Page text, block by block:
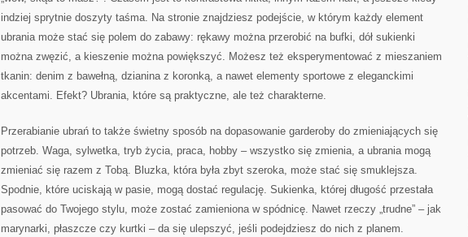
indziej sprytnie doszyty taśma. Na stronie znajdziesz podejście, w którym każdy element
ubrania może stać się polem do zabawy: rękawy można przerobić na bufki, dół sukienki
można zwęzić, a kieszenie można powiększyć. Możesz też eksperymentować z mieszaniem
tkanin: denim z bawełną, dzianina z koronką, a nawet elementy sportowe z eleganckimi
akcentami. Efekt? Ubrania, które są praktyczne, ale też charakterne.
Przerabianie ubrań to także świetny sposób na dopasowanie garderoby do zmieniających się
potrzeb. Waga, sylwetka, tryb życia, praca, hobby – wszystko się zmienia, a ubrania mogą
zmieniać się razem z Tobą. Bluzka, która była zbyt szeroka, może stać się smuklejsza.
Spodnie, które uciskają w pasie, mogą dostać regulację. Sukienka, której długość przestała
pasować do Twojego stylu, może zostać zamieniona w spódnicę. Nawet rzeczy „trudne” – jak
marynarki, płaszcze czy kurtki – da się ulepszyć, jeśli podejdziesz do nich z planem.